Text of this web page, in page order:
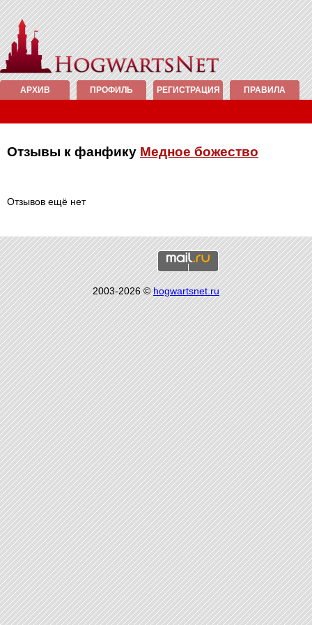
АРХИВ ПРОФИЛЬ РЕГИСТРАЦИЯ ПРАВИЛА
Отзывы к фанфику Медное божество
Отзывов ещё нет
2003-2026 ©hogwartsnet.ru